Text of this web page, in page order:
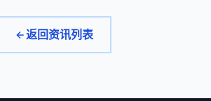
返回资讯列表